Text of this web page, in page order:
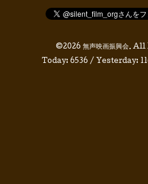
©2026 無声映画振興会. All
Today: 6536 / Yesterday: